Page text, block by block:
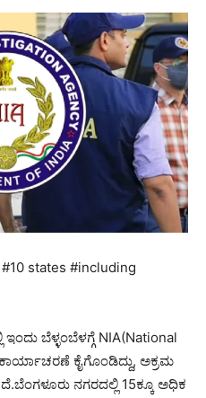
states #including
ಬೆಳ್ಳಂಬೆಳಗ್ಗೆ NIA(National
ಕೈಗೊಂಡಿದ್ದು, ಅಕ್ರಮ
ನಗರದಲ್ಲಿ 15ಕ್ಕೂ ಅಧಿಕ